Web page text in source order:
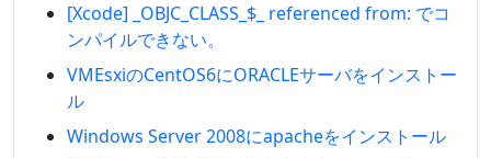
[Xcode] _OBJC_CLASS_$_ referenced from: でコ
ンパイルできない。
VMEsxiのCentOS6にORACLEサーバをインストー
ル
Windows Server 2008にapacheをインストール